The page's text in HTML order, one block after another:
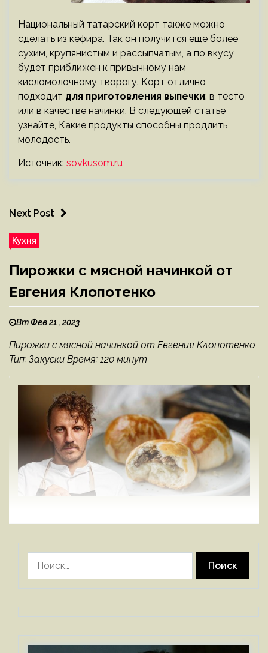
Национальный татарский корт также можно
сделать из кефира. Так он получится еще более
сухим, крупянистым и рассыпчатым, а по вкусу
будет приближен к привычному нам
кисломолочному творогу. Корт отлично
подходит для приготовления выпечки: в тесто
или в качестве начинки. В следующей статье
узнайте, Какие продукты способны продлить
молодость.
Источник: sovkusom.ru
Next Post
Кухня
Пирожки с мясной начинкой от
Евгения Клопотенко
Вт Фев 21 , 2023
Пирожки с мясной начинкой от Евгения Клопотенко
Тип: Закуски Время: 120 минут